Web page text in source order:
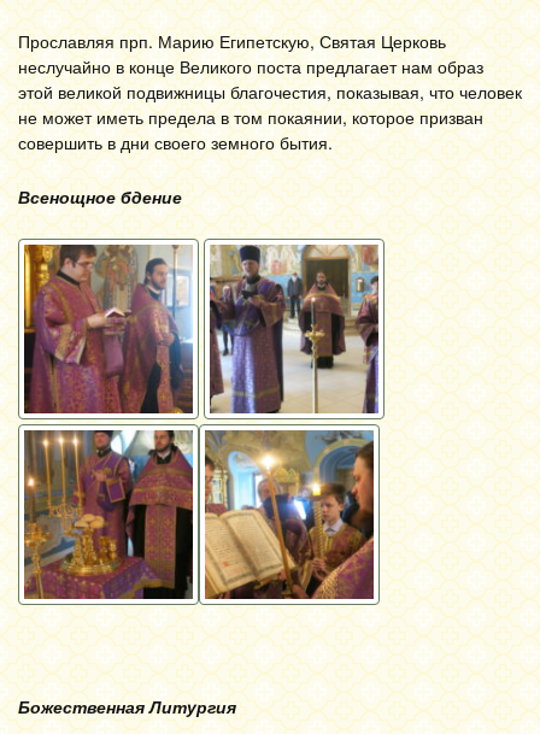
Прославляя прп. Марию Египетскую, Святая Церковь
неслучайно в конце Великого поста предлагает нам образ
этой великой подвижницы благочестия, показывая, что человек
не может иметь предела в том покаянии, которое призван
совершить в дни своего земного бытия.
Всенощное бдение
Божественная Литургия